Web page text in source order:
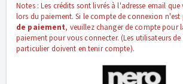
Notes : Les crédits sont livrés à l'adresse email que
lors du paiement. Si le compte de connexion n'est
de paiement, veuillez changer de compte pour
paiement pour vous connecter. (Les utilisateurs de
particulier doivent en tenir compte).